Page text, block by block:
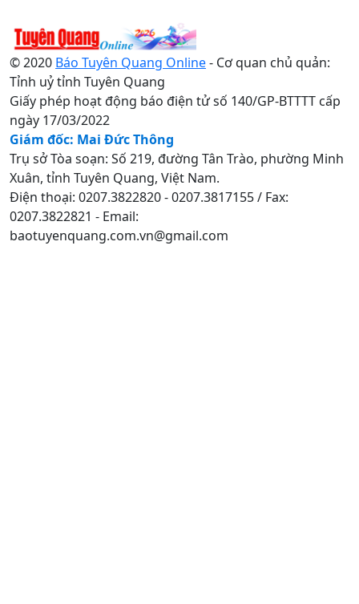
© 2020 Báo Tuyên Quang Online- Cơ quan chủ quản:
Tỉnh uỷ tỉnh Tuyên Quang
Giấy phép hoạt động báo điện tử số 140/GP-BTTTT cấp
ngày 17/03/2022
Giám đốc: Mai Đức Thông
Trụ sở Tòa soạn: Số 219, đường Tân Trào, phường Minh
Xuân, tỉnh Tuyên Quang, Việt Nam.
Điện thoại: 0207.3822820 - 0207.3817155 / Fax:
0207.3822821 - Email:
baotuyenquang.com.vn@gmail.com